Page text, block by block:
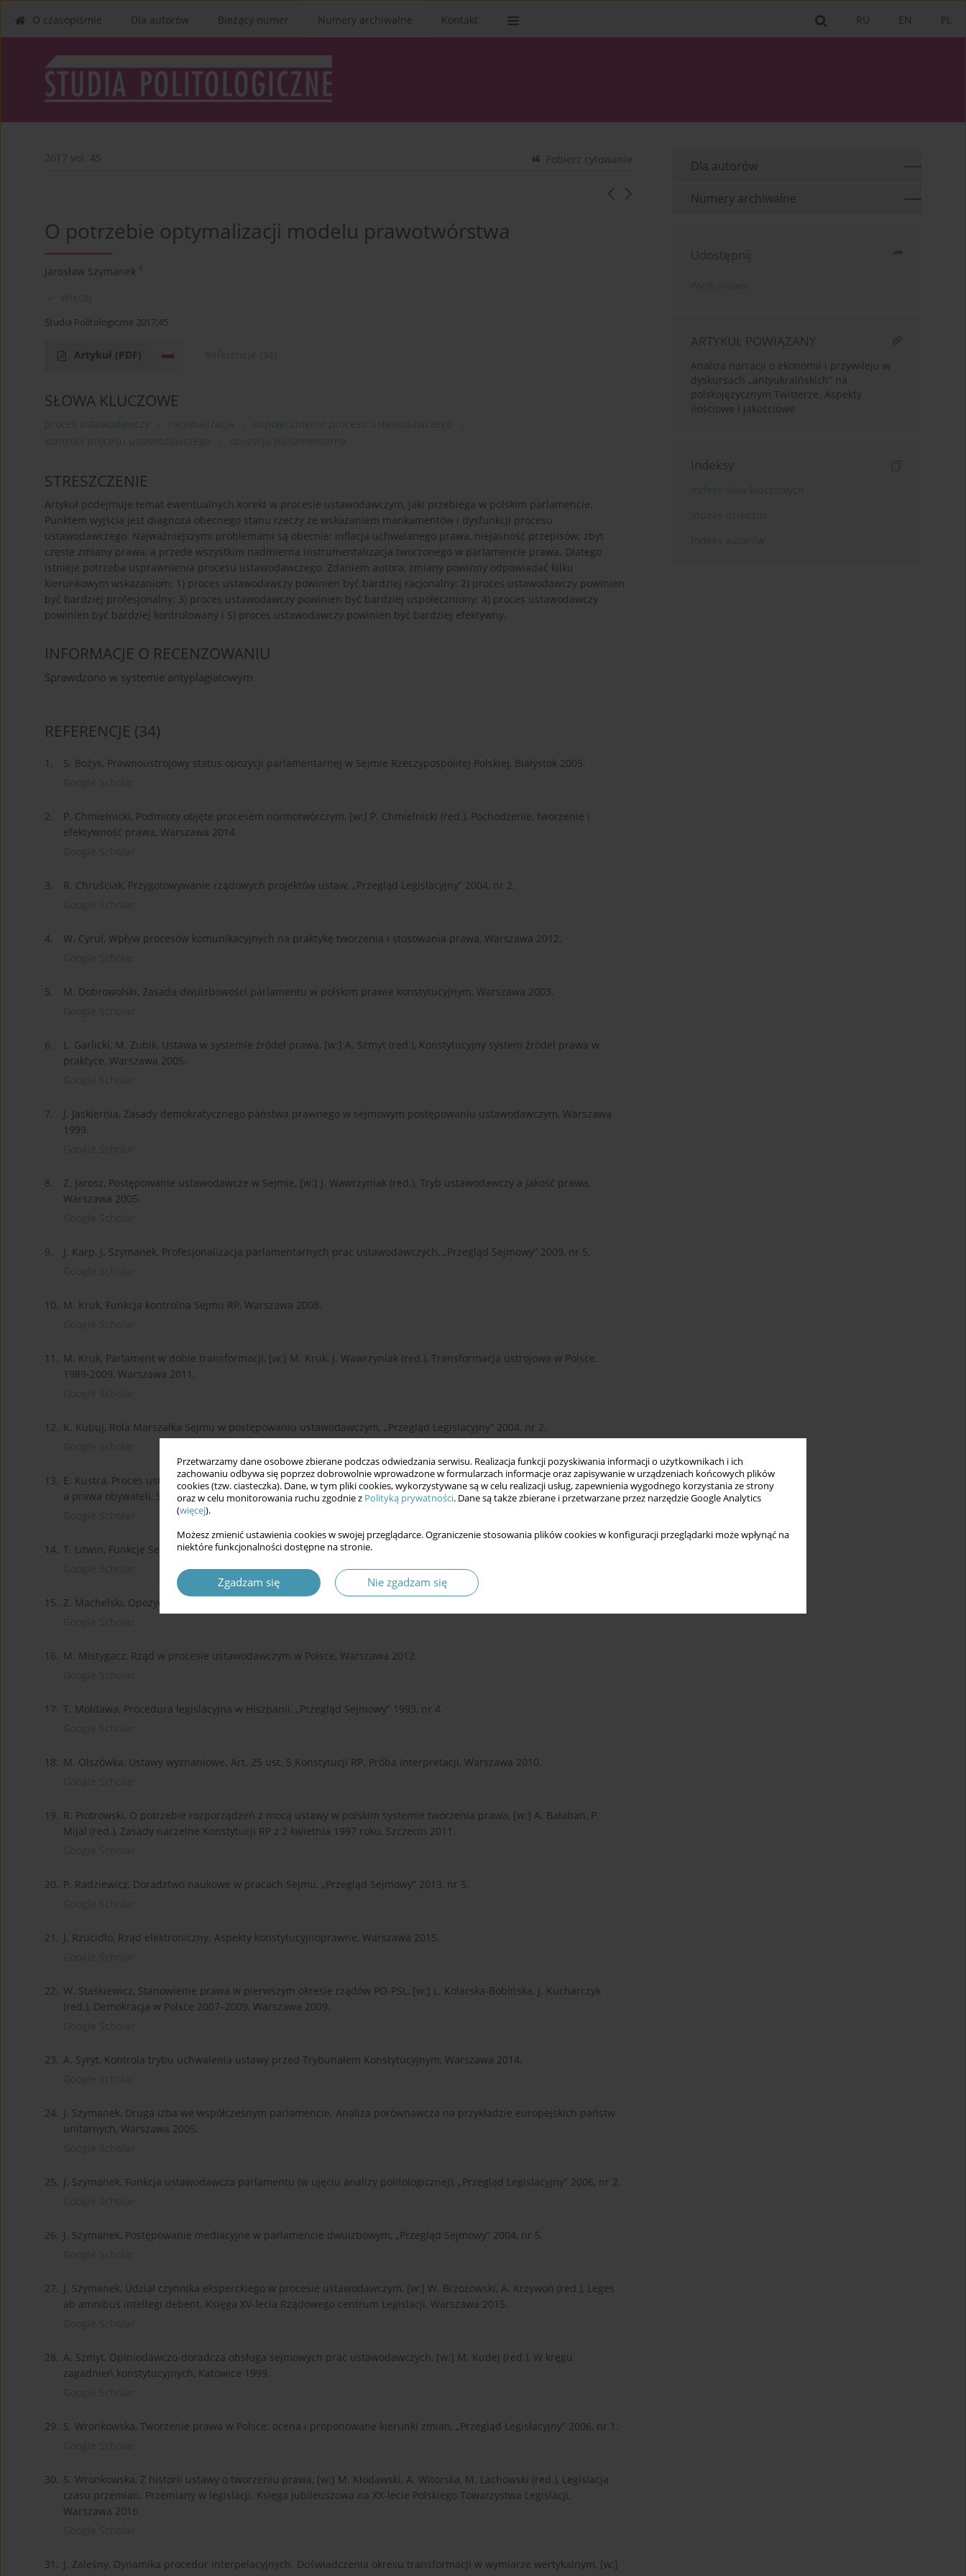
Przetwarzamy dane osobowe zbierane podczas odwiedzania serwisu. Realizacja funkcji pozyskiwania informacji o użytkownikach i ich
zachowaniu odbywa się poprzez dobrowolnie wprowadzone w formularzach informacje oraz zapisywanie w urządzeniach końcowych plików
cookies (tzw. ciasteczka). Dane, w tym pliki cookies, wykorzystywane są w celu realizacji usług, zapewnienia wygodnego korzystania ze strony
oraz w celu monitorowania ruchu zgodnie z Polityką prywatności. Dane są także zbierane i przetwarzane przez narzędzie Google Analytics
(więcej).
Możesz zmienić ustawienia cookies w swojej przeglądarce. Ograniczenie stosowania plików cookies w konfiguracji przeglądarki może wpłynąć na
niektóre funkcjonalności dostępne na stronie.
Zgadzam się Nie zgadzam się
PL
EN
RU
O czasopiśmie Dla autorów Bieżący numer Numery archiwalne Kontakt
2017 vol. 45 Pobierz cytowanie
O potrzebie optymalizacji modelu prawotwórstwa
Jarosław Szymanek 1
Więcej
Studia Politologiczne 2017;45
Artykuł (PDF) Referencje (34)
SŁOWA KLUCZOWE
proces ustawodawczy racjonalizacja
uspołecznienie procesu ustawodawczego
kontrola procesu ustawodawczego
opozycja parlamentarna
STRESZCZENIE
Artykuł podejmuje temat ewentualnych korekt w procesie ustawodawczym, jaki przebiega w polskim parlamencie.
Punktem wyjścia jest diagnoza obecnego stanu rzeczy ze wskazaniem mankamentów i dysfunkcji procesu
ustawodawczego. Najważniejszymi problemami są obecnie: inflacja uchwalanego prawa, niejasność przepisów; zbyt
częste zmiany prawa, a przede wszystkim nadmierna instrumentalizacja tworzonego w parlamencie prawa. Dlatego
istnieje potrzeba usprawnienia procesu ustawodawczego. Zdaniem autora, zmiany powinny odpowiadać kilku
kierunkowym wskazaniom: 1) proces ustawodawczy powinien być bardziej racjonalny; 2) proces ustawodawczy powinien
być bardziej profesjonalny; 3) proces ustawodawczy powinien być bardziej uspołeczniony; 4) proces ustawodawczy
powinien być bardziej kontrolowany i 5) proces ustawodawczy powinien być bardziej efektywny.
INFORMACJE O RECENZOWANIU
Sprawdzono w systemie antyplagiatowym
REFERENCJE (34)
1.
S. Bożyk, Prawnoustrojowy status opozycji parlamentarnej w Sejmie Rzeczypospolitej Polskiej, Białystok 2005.
Google Scholar
2.
P. Chmielnicki, Podmioty objęte procesem normotwórczym, [w:] P. Chmielnicki (red.), Pochodzenie, tworzenie i
efektywność prawa, Warszawa 2014.
Google Scholar
3.
R. Chruściak, Przygotowywanie rządowych projektów ustaw, „Przegląd Legislacyjny” 2004, nr 2.
Google Scholar
4.
W. Cyrul, Wpływ procesów komunikacyjnych na praktykę tworzenia i stosowania prawa, Warszawa 2012.
Google Scholar
5.
M. Dobrowolski, Zasada dwuizbowości parlamentu w polskim prawie konstytucyjnym, Warszawa 2003.
Google Scholar
6.
L. Garlicki, M. Zubik, Ustawa w systemie źródeł prawa, [w:] A. Szmyt (red.), Konstytucyjny system źródeł prawa w
praktyce, Warszawa 2005.
Google Scholar
7.
J. Jaskiernia, Zasady demokratycznego państwa prawnego w sejmowym postępowaniu ustawodawczym, Warszawa
1999.
Google Scholar
8.
Z. Jarosz, Postępowanie ustawodawcze w Sejmie, [w:] J. Wawrzyniak (red.), Tryb ustawodawczy a jakość prawa,
Warszawa 2005.
Google Scholar
9.
J. Karp, J. Szymanek, Profesjonalizacja parlamentarnych prac ustawodawczych, „Przegląd Sejmowy” 2009, nr 5.
Google Scholar
10. M. Kruk, Funkcja kontrolna Sejmu RP, Warszawa 2008.
Google Scholar
11. M. Kruk, Parlament w dobie transformacji, [w:] M. Kruk, J. Wawrzyniak (red.), Transformacja ustrojowa w Polsce.
1989-2009, Warszawa 2011.
Google Scholar
12. K. Kubuj, Rola Marszałka Sejmu w postępowaniu ustawodawczym, „Przegląd Legislacyjny” 2004, nr 2.
Google Scholar
13. E. Kustra, Proces ustawodawczy jako proces informacyjny, [w:] K. Grajewski, J. Warylewski (red.), Informacja prawna
a prawa obywateli, Sopot 2006.
Google Scholar
14. T. Litwin, Funkcje Sejmu i Senatu a współczesny polski model dwuizbowości, Warszawa 2016.
Google Scholar
15. Z. Machelski, Opozycja w systemie demokracji parlamentarnej. Wielka Brytania, Niemcy, Włochy, Warszawa 2001.
Google Scholar
16. M. Mistygacz, Rząd w procesie ustawodawczym w Polsce, Warszawa 2012.
Google Scholar
17. T. Mołdawa, Procedura legislacyjna w Hiszpanii, „Przegląd Sejmowy” 1993, nr 4.
Google Scholar
18. M. Olszówka, Ustawy wyznaniowe. Art. 25 ust. 5 Konstytucji RP. Próba interpretacji, Warszawa 2010.
Google Scholar
19. R. Piotrowski, O potrzebie rozporządzeń z mocą ustawy w polskim systemie tworzenia prawa, [w:] A. Bałaban, P.
Mijal (red.), Zasady naczelne Konstytucji RP z 2 kwietnia 1997 roku, Szczecin 2011.
Google Scholar
20. P. Radziewicz, Doradztwo naukowe w pracach Sejmu, „Przegląd Sejmowy” 2013, nr 5.
Google Scholar
21. J. Rzucidło, Rząd elektroniczny. Aspekty konstytucyjnoprawne, Warszawa 2015.
Google Scholar
22. W. Staśkiewicz, Stanowienie prawa w pierwszym okresie rządów PO-PSL, [w:] L. Kolarska-Bobińska, J. Kucharczyk
(red.), Demokracja w Polsce 2007–2009, Warszawa 2009.
Google Scholar
23. A. Syryt, Kontrola trybu uchwalenia ustawy przed Trybunałem Konstytucyjnym, Warszawa 2014.
Google Scholar
24. J. Szymanek, Druga izba we współczesnym parlamencie. Analiza porównawcza na przykładzie europejskich państw
unitarnych, Warszawa 2005.
Google Scholar
25. J. Szymanek, Funkcja ustawodawcza parlamentu (w ujęciu analizy politologicznej), „Przegląd Legislacyjny” 2006, nr 2.
Google Scholar
26. J. Szymanek, Postępowanie mediacyjne w parlamencie dwuizbowym, „Przegląd Sejmowy” 2004, nr 5.
Google Scholar
27. J. Szymanek, Udział czynnika eksperckiego w procesie ustawodawczym, [w:] W. Brzozowski, A. Krzywoń (red.), Leges
ab amnibus intellegi debent. Księga XV-lecia Rządowego centrum Legislacji, Warszawa 2015.
Google Scholar
28. A. Szmyt, Opiniodawczo-doradcza obsługa sejmowych prac ustawodawczych, [w:] M. Kudej (red.), W kręgu
zagadnień konstytucyjnych, Katowice 1999.
Google Scholar
29. S. Wronkowska, Tworzenie prawa w Polsce: ocena i proponowane kierunki zmian, „Przegląd Legislacyjny” 2006, nr 1.
Google Scholar
30. S. Wronkowska, Z historii ustawy o tworzeniu prawa, [w:] M. Kłodawski, A. Witorska, M. Lachowski (red.), Legislacja
czasu przemian. Przemiany w legislacji. Księga jubileuszowa na XX-lecie Polskiego Towarzystwa Legislacji,
Warszawa 2016.
Google Scholar
31. J. Zaleśny, Dynamika procedur interpelacyjnych. Doświadczenia okresu transformacji w wymiarze wertykalnym, [w:]
Dla autorów
Numery archiwalne
Udostępnij
ARTYKUŁ POWIĄZANY
Analiza narracji o ekonomii i przywileju w
dyskursach „antyukraińskich” na
polskojęzycznym Twitterze. Aspekty
ilościowe i jakościowe
Indeksy